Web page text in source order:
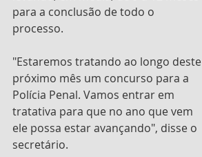
para a conclusão de todo o
processo.
"Estaremos tratando ao longo deste
próximo mês um concurso para a
Polícia Penal. Vamos entrar em
tratativa para que no ano que vem
ele possa estar avançando", disse o
secretário.